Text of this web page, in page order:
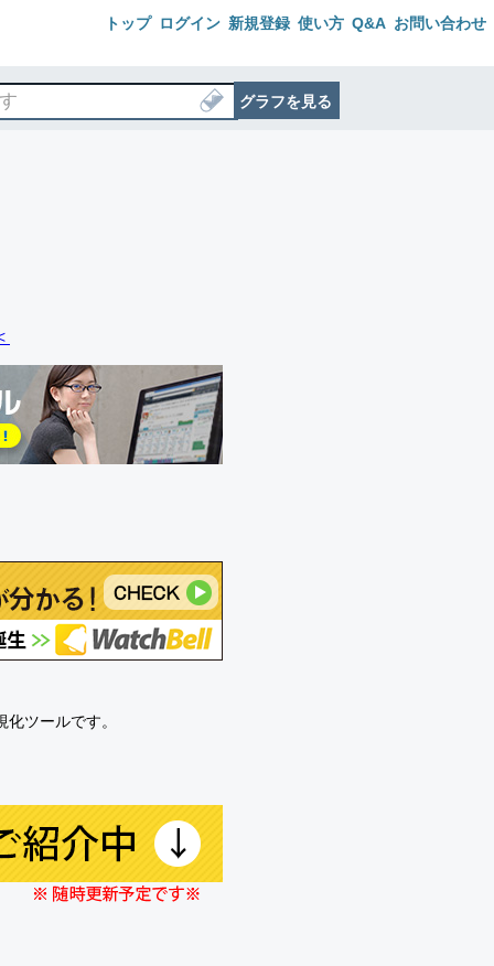
トップ ログイン 新規登録 使い方 Q&A お問い合わせ
グラフを見る
ツールです。